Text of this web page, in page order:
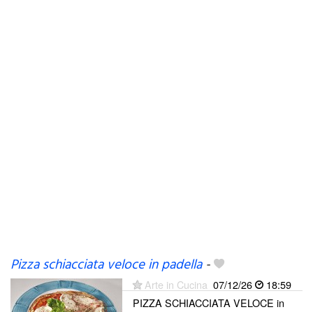
Pizza schiacciata veloce in padella-
Arte in Cucina 07/12/26
18:59
PIZZA SCHIACCIATA VELOCE in